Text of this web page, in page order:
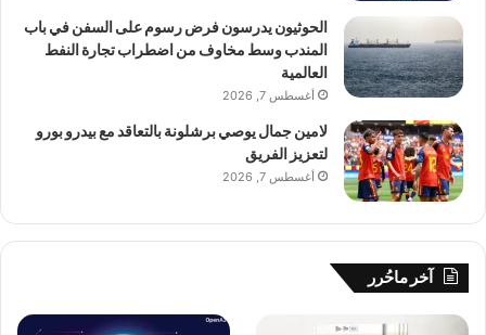
الحوثيون يدرسون فرض رسوم على السفن في باب
المندب وسط مخاوف من اضطراب تجارة النفط
العالمية
أغسطس 7, 2026
لامين جمال يوصي برشلونة بالتعاقد مع بيدرو بورو
لتعزيز الفريق
أغسطس 7, 2026
آخر ماحُرر